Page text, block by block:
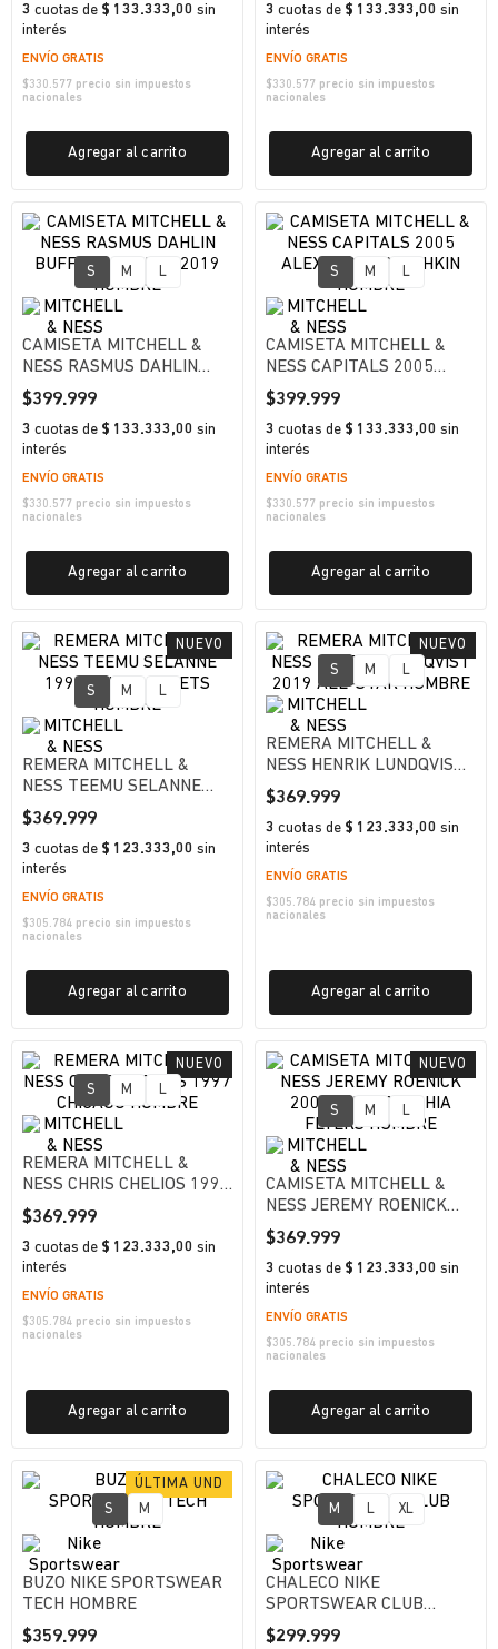
3 cuotas de $ 133.333,00 sin
interés
ENVÍO GRATIS
$330.577 precio sin impuestos
nacionales
Agregar al carrito
3 cuotas de $ 133.333,00 sin
interés
ENVÍO GRATIS
$330.577 precio sin impuestos
nacionales
Agregar al carrito
S M L
CAMISETA MITCHELL &
NESS RASMUS DAHLIN
BUFFALO SABRES 2019
HOMBRE
$399.999
3 cuotas de $ 133.333,00 sin
interés
ENVÍO GRATIS
$330.577 precio sin impuestos
nacionales
Agregar al carrito
S M L
CAMISETA MITCHELL &
NESS CAPITALS 2005
ALEXANDER OVECHKIN
HOMBRE
$399.999
3 cuotas de $ 133.333,00 sin
interés
ENVÍO GRATIS
$330.577 precio sin impuestos
nacionales
Agregar al carrito
S M L
REMERA MITCHELL &
NESS TEEMU SELANNE
1992 WINNIPEG JETS
HOMBRE
$369.999
3 cuotas de $ 123.333,00 sin
interés
ENVÍO GRATIS
$305.784 precio sin impuestos
nacionales
Agregar al carrito
S M L
REMERA MITCHELL &
NESS HENRIK LUNDQVIST
2019 ALL-STAR HOMBRE
$369.999
3 cuotas de $ 123.333,00 sin
interés
ENVÍO GRATIS
$305.784 precio sin impuestos
nacionales
Agregar al carrito
S M L
REMERA MITCHELL &
NESS CHRIS CHELIOS 1997
CHICAGO HOMBRE
$369.999
3 cuotas de $ 123.333,00 sin
interés
ENVÍO GRATIS
$305.784 precio sin impuestos
nacionales
Agregar al carrito
S M L
CAMISETA MITCHELL &
NESS JEREMY ROENICK
2003 PHILADELPHIA
FLYERS HOMBRE
$369.999
3 cuotas de $ 123.333,00 sin
interés
ENVÍO GRATIS
$305.784 precio sin impuestos
nacionales
Agregar al carrito
S M
BUZO NIKE SPORTSWEAR
TECH HOMBRE
$359.999
M L XL
CHALECO NIKE
SPORTSWEAR CLUB
HOMBRE
$299.999